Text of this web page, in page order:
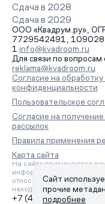
Сдача в 2028
Сдача в 2029
ООО «Квадрум.ру»,
7729542491, 109028,
1 info@kvadroom.ru
Для связи по
reklama@kvadroom.ru
Согласие на
конфиденциальности
Пользовательское
Согласие на
рассылок
Правила применения
Карта сайта
На сайте применяются
информации на основе
относящихся к
находящихся на
+7 (495) 157-88-80
Сайт
прочие
подробнее